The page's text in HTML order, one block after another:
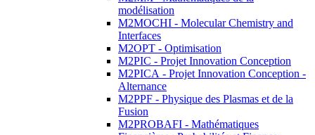
modélisation
M2MOCHI - Molecular Chemistry and
Interfaces
M2OPT - Optimisation
M2PIC - Projet Innovation Conception
M2PICA - Projet Innovation Conception -
Alternance
M2PPF - Physique des Plasmas et de la
Fusion
M2PROBAFI - Mathématiques